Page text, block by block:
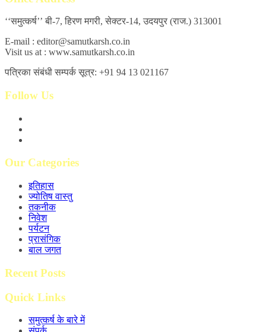
‘‘समुत्कर्ष’’ बी-7, हिरण मगरी, सेक्टर-14, उदयपुर (राज.) 313001
E-mail : editor@samutkarsh.co.in
Visit us at : www.samutkarsh.co.in
पत्रिका संबंधी सम्पर्क सूत्र: +91 94 13 021167
Follow Us
Our Categories
इतिहास
ज्योतिष वास्तु
तकनीक
निवेश
पर्यटन
प्रासंगिक
बाल जगत
Recent Posts
Quick Links
समुत्कर्ष के बारे में